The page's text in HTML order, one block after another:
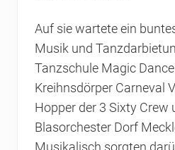
Auf sie wartete ein
Musik und
Tanzschule Magic
Kreihnsdörper Carneval
Hopper der 3 Sixty Crew
Blasorchester Dorf
Musikalisch sorgten